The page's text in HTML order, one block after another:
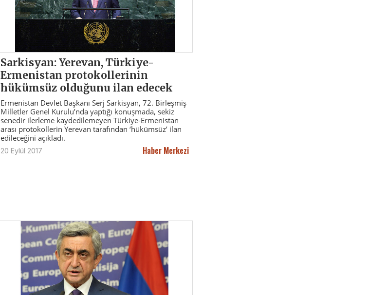
Sarkisyan: Yerevan, Türkiye-
Ermenistan protokollerinin
hükümsüz olduğunu ilan edecek
Ermenistan Devlet Başkanı Serj Sarkisyan, 72. Birleşmiş
Milletler Genel Kurulu’nda yaptığı konuşmada, sekiz
senedir ilerleme kaydedilemeyen Türkiye-Ermenistan
arası protokollerin Yerevan tarafından ‘hükümsüz’ ilan
edileceğini açıkladı.
20 Eylül 2017 Haber Merkezi